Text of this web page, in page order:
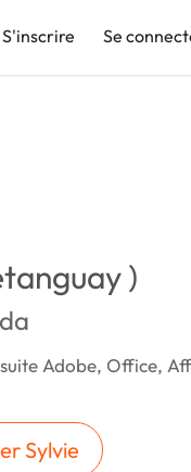
S'inscrire Se
)
Adobe, Office,
Sylvie